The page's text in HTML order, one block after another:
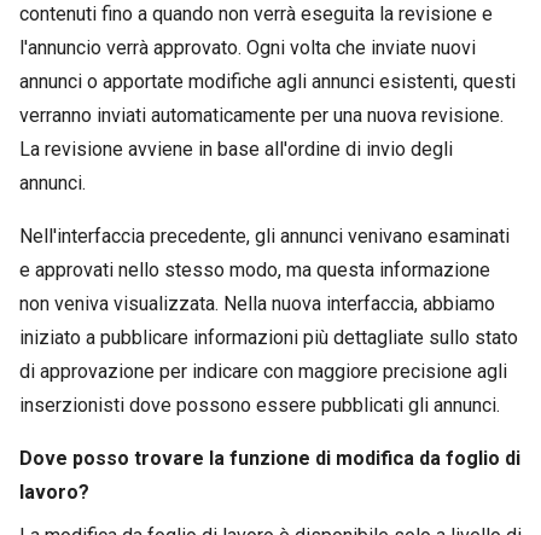
contenuti fino a quando non verrà eseguita la revisione e
l'annuncio verrà approvato. Ogni volta che inviate nuovi
annunci o apportate modifiche agli annunci esistenti, questi
verranno inviati automaticamente per una nuova revisione.
La revisione avviene in base all'ordine di invio degli
annunci.
Nell'interfaccia precedente, gli annunci venivano esaminati
e approvati nello stesso modo, ma questa informazione
non veniva visualizzata. Nella nuova interfaccia, abbiamo
iniziato a pubblicare informazioni più dettagliate sullo stato
di approvazione per indicare con maggiore precisione agli
inserzionisti dove possono essere pubblicati gli annunci.
Dove posso trovare la funzione di modifica da foglio di
lavoro?